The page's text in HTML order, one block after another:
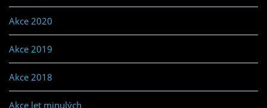
Akce 2020
Akce 2019
Akce 2018
Akce let minulých